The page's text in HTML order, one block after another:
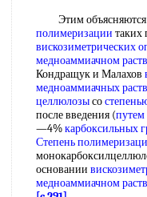
Этим объясняются
полимеризации таких
вискозиметрических
медноаммиачном
Кондращук и Малахов
медноаммиачных
целлюлозысо
после введения (путем
—4%карбоксильных
Степень
основании
медноаммиачном